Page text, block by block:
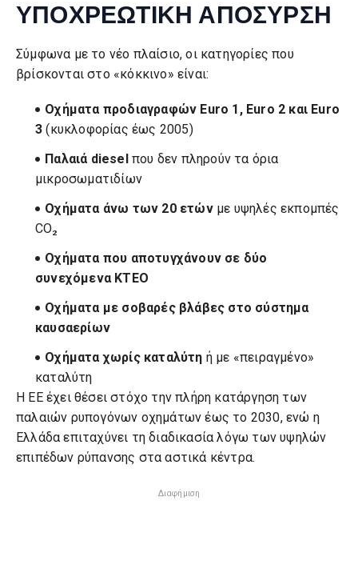
ΥΠΟΧΡΕΩΤΙΚΗ ΑΠΟΣΥΡΣΗ
Σύμφωνα με το νέο πλαίσιο, οι κατηγορίες που
βρίσκονται στο «κόκκινο» είναι:
Οχήματα προδιαγραφών Euro 1, Euro 2 και Euro
3 (κυκλοφορίας έως 2005)
Παλαιά dieselπου δεν πληρούν τα όρια
μικροσωματιδίων
Οχήματα άνω των 20 ετώνμε υψηλές εκπομπές
CO₂
Οχήματα που αποτυγχάνουν σε δύο
συνεχόμενα ΚΤΕΟ
Οχήματα με σοβαρές βλάβες στο σύστημα
καυσαερίων
Οχήματα χωρίς καταλύτη ή με «πειραγμένο»
καταλύτη
Η ΕΕ έχει θέσει στόχο την πλήρη κατάργηση των
παλαιών ρυπογόνων οχημάτων έως το 2030, ενώ η
Ελλάδα επιταχύνει τη διαδικασία λόγω των υψηλών
επιπέδων ρύπανσης στα αστικά κέντρα.
Διαφήμιση